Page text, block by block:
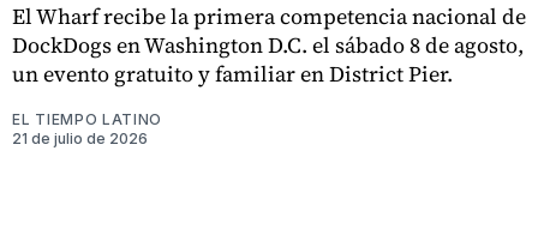
El Wharf recibe la primera competencia nacional de
DockDogs en Washington D.C. el sábado 8 de agosto,
un evento gratuito y familiar en District Pier.
EL TIEMPO LATINO
21 de julio de 2026